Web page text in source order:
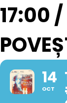
17:00
14
OCT